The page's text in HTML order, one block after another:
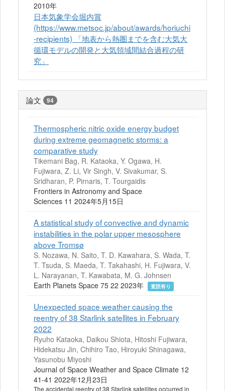
2010年
日本気象学会堀内賞
(https://www.metsoc.jp/about/awards/horiuchi
-recipients) 「地表から熱圏までを含む大気大
循環モデルの開発と大気領域間結合過程の研
究」
論文 94
Thermospheric nitric oxide energy budget
during extreme geomagnetic storms: a
comparative study
Tikemani Bag, R. Kataoka, Y. Ogawa, H.
Fujiwara, Z. Li, Vir Singh, V. Sivakumar, S.
Sridharan, P. Pirnaris, T. Tourgaidis
Frontiers in Astronomy and Space
Sciences 11 2024年5月15日
A statistical study of convective and dynamic
instabilities in the polar upper mesosphere
above Tromsø
S. Nozawa, N. Saito, T. D. Kawahara, S. Wada, T.
T. Tsuda, S. Maeda, T. Takahashi, H. Fujiwara, V.
L. Narayanan, T. Kawabata, M. G. Johnsen
Earth Planets Space 75 22 2023年
査読有り
Unexpected space weather causing the
reentry of 38 Starlink satellites in February
2022
Ryuho Kataoka, Daikou Shiota, Hitoshi Fujiwara,
Hidekatsu Jin, Chihiro Tao, Hiroyuki Shinagawa,
Yasunobu Miyoshi
Journal of Space Weather and Space Climate 12
41-41 2022年12月23日
The accidental reentry of 38 Starlink satellites occurred in